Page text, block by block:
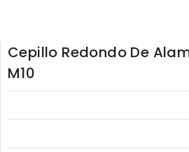
Cepillo Redondo De
M10